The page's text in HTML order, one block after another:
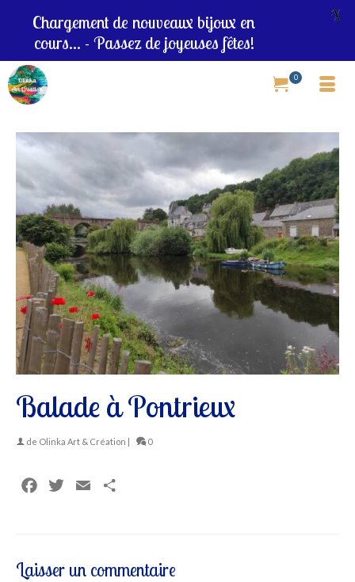
0
Balade à Pontrieux
de Olinka Art & Création | 0
FacebookTwitterEmail
Laisser un commentaire
Chargement de nouveaux bijoux en
cours... - Passez de joyeuses fêtes!
X